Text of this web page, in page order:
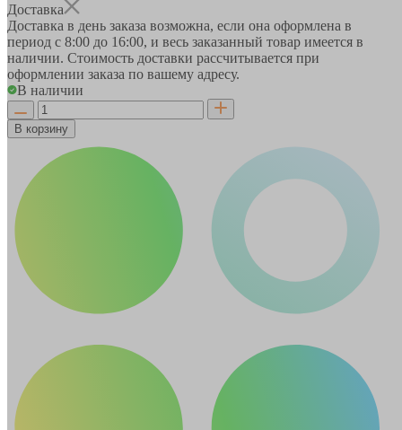
Доставка
Доставка в день заказа возможна, если она оформлена в
период с 8:00 до 16:00, и весь заказанный товар имеется в
наличии. Стоимость доставки рассчитывается при
оформлении заказа по вашему адресу.
В наличии
В корзину